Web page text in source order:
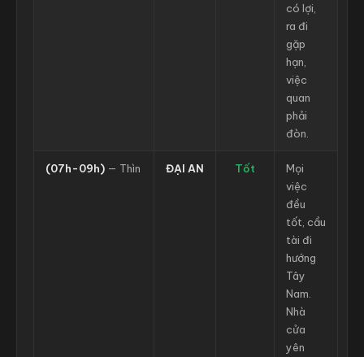
có lợi,
ra đi
gặp
hạn,
việc
quan
phải
đòn.
(07h-09h) — Thìn ĐẠI AN Tốt
Mọi
việc
đều
tốt, cầu
tài đi
hướng
Tây
Nam.
Nhà
cửa
yên